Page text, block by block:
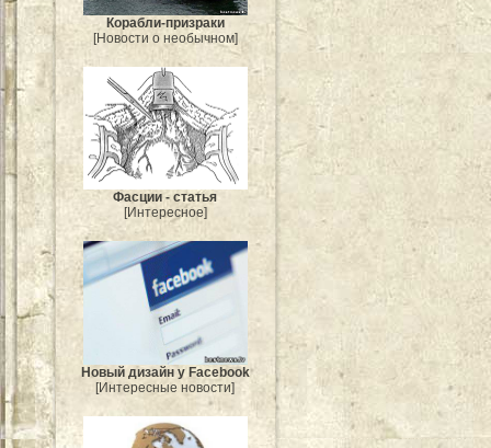
Корабли-призраки
[Новости о необычном]
Фасции - статья
[Интересное]
Новый дизайн у Facebook
[Интересные новости]